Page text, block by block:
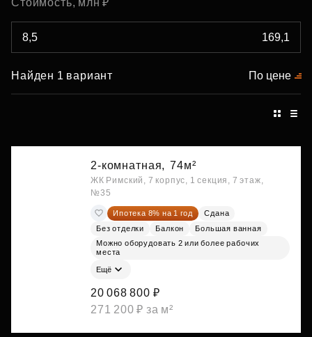
Стоимость, млн ₽
Найден 1 вариант По цене
2-комнатная, 74м²
ЖК Римский, 7 корпус, 1 секция, 7 этаж,
№35
Ипотека 8% на 1 год
Сдана
Без отделки
Балкон
Большая ванная
Можно оборудовать 2 или более рабочих
места
Ещё
20 068 800 ₽
271 200 ₽ за м²